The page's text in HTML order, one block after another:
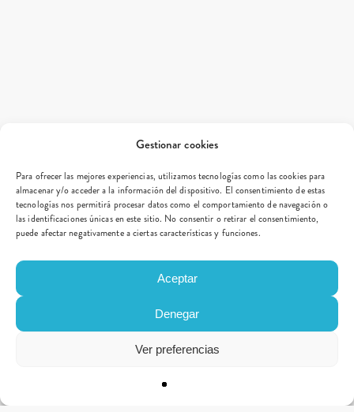
Gestionar cookies
Para ofrecer las mejores experiencias, utilizamos tecnologías como las cookies para
almacenar y/o acceder a la información del dispositivo. El consentimiento de estas
tecnologías nos permitirá procesar datos como el comportamiento de navegación o
las identificaciones únicas en este sitio. No consentir o retirar el consentimiento,
puede afectar negativamente a ciertas características y funciones.
Aceptar
Denegar
Ver preferencias